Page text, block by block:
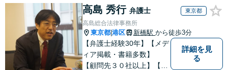
談は初回0円】
【電話相談でご契
所不要】
ポートします。【毎月100
名以上の相談実績】【東京
都全域対応】
高島 秀行 弁護士 東京都
高島総合法律事務所
東京都 港区 新橋駅 から徒歩3分
【弁護士経験30年】【メデ
ィア掲載・書籍多数】
【顧問先３０社以上】【相
詳細を見
る